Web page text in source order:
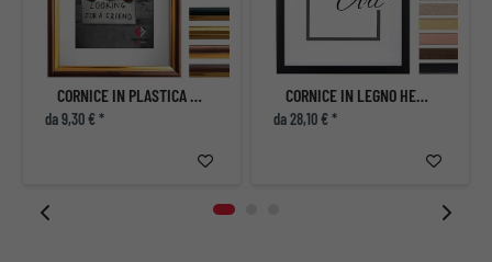
CORNICE IN PLASTICA LOUISIANA
da 9,30 € *
CORNICE IN LEGNO HEKLA IN MDF
da 28,10 € *